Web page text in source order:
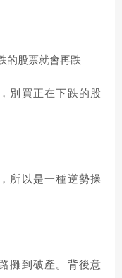
的股票就會再跌
別買正在下跌的股
所以是一種逆勢操
攤到破產。背後意